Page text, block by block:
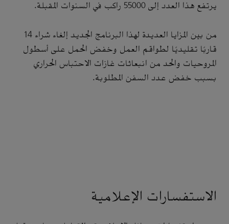
يرتفع هذا العدد إلى 55000 راكب في السنوات المقبلة.
من بين المزايا العديدة لهذا البرنامج الجديد إلغاء شراء 14
قاربًا تقليديًا لطواقم العمل وخفض الحمل على أسطول
المروحيات والحد من انبعاثات غازات الاحتباس الحراري
بسبب خفض عدد السفن المطلوبة.
الاستفسارات الإعلامية